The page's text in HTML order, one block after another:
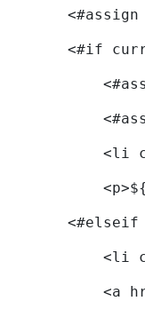
<#if
<li
<li
<a